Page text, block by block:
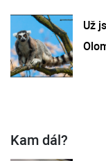
Už
Kam dál?